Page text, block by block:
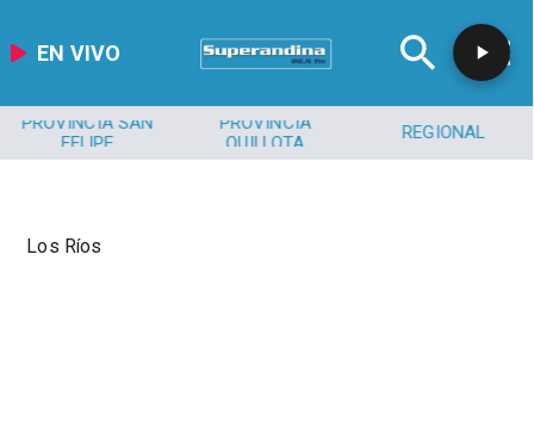
EN VIVO
PROVINCIA SAN
FELIPE
PROVINCIA
QUILLOTA
REGIONAL
Los Ríos